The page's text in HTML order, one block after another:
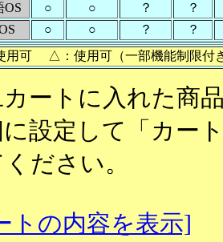
OS
○ ○ ？
？
○ ○ ？
？
用可 △：使用可（一部機能制限
ートに入れた商
に設定して「カー
ださい。
トの内容を表示]